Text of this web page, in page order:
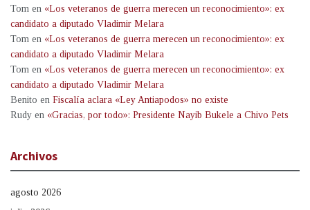
Tom en «Los veteranos de guerra merecen un reconocimiento»: ex
candidato a diputado Vladimir Melara
Tom en «Los veteranos de guerra merecen un reconocimiento»: ex
candidato a diputado Vladimir Melara
Tom en «Los veteranos de guerra merecen un reconocimiento»: ex
candidato a diputado Vladimir Melara
Benito en Fiscalía aclara «Ley Antiapodos» no existe
Rudy en «Gracias, por todo»: Presidente Nayib Bukele a Chivo Pets
Archivos
agosto 2026